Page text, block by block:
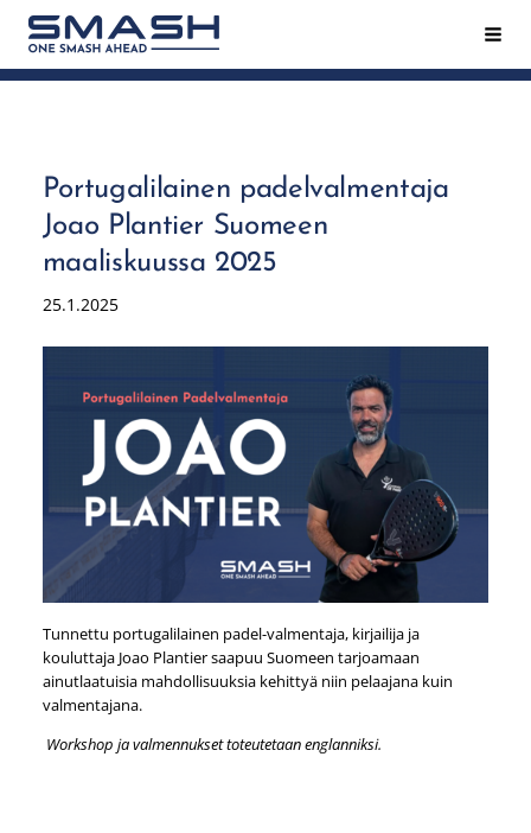
Siirry
sivun
sisältöön
Smash ry - Suomen suurin mailapeliseura
Portugalilainen padelvalmentaja
Joao Plantier Suomeen
maaliskuussa 2025
25.1.2025
Tunnettu portugalilainen padel-valmentaja, kirjailija ja
kouluttaja Joao Plantier saapuu Suomeen tarjoamaan
ainutlaatuisia mahdollisuuksia kehittyä niin pelaajana kuin
valmentajana.
Workshop ja valmennukset toteutetaan englanniksi.